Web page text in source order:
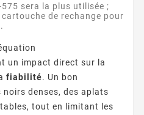
575 sera la plus utilisée ;
de rechange pour
un impact direct sur la
fiabilité. Un bon
denses, des aplats
tout en limitant les